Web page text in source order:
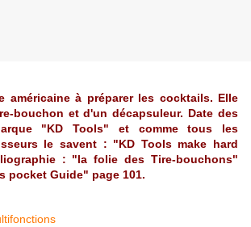
américaine à préparer les cocktails. Elle
bouchon et d'un décapsuleur. Date des
"KD Tools" et comme tous les
le savent : "KD Tools make hard
: "la folie des Tire-bouchons"
pocket Guide" page 101.